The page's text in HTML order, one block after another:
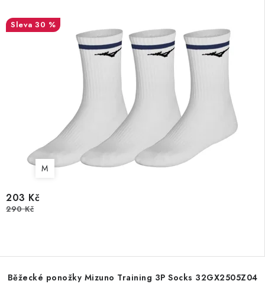
30 %
M
203 Kč
290 Kč
Běžecké ponožky Mizuno Training 3P Socks 32GX2505Z04